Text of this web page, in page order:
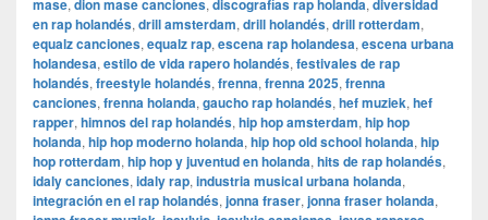
mase, dion mase canciones, discografías rap holanda, diversidad
en rap holandés, drill amsterdam, drill holandés, drill rotterdam,
equalz canciones, equalz rap, escena rap holandesa, escena urbana
holandesa, estilo de vida rapero holandés, festivales de rap
holandés, freestyle holandés, frenna, frenna 2025, frenna
canciones, frenna holanda, gaucho rap holandés, hef muziek, hef
rapper, himnos del rap holandés, hip hop amsterdam, hip hop
holanda, hip hop moderno holanda, hip hop old school holanda, hip
hop rotterdam, hip hop y juventud en holanda, hits de rap holandés,
idaly canciones, idaly rap, industria musical urbana holanda,
integración en el rap holandés, jonna fraser, jonna fraser holanda,